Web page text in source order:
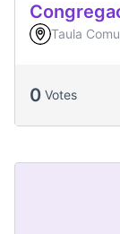
Taula
0 Votes